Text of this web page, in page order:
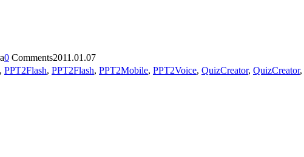
0 Comments2011.01.07
, PPT2Flash, PPT2Flash, PPT2Mobile, PPT2Voice, QuizCreator, QuizCreator,